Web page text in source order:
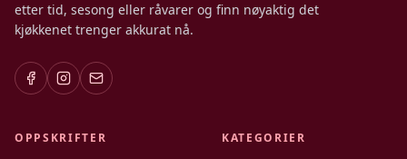
etter tid, sesong eller råvarer og finn nøyaktig det
kjøkkenet trenger akkurat nå.
OPPSKRIFTER KATEGORIER